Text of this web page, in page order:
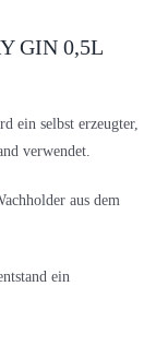
GIN 0,5L
ein selbst erzeugter,
verwendet.
aus dem
ein